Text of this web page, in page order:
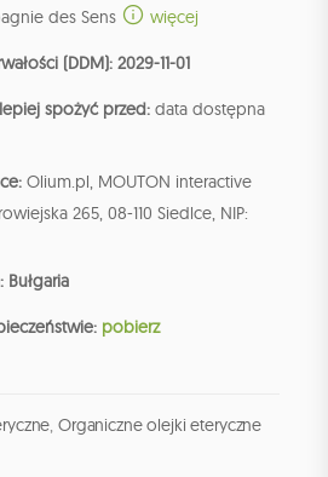
des Sens więcej
(DDM): 2029-11-01
spożyć przed: data dostępna
Olium.pl, MOUTON interactive
265, 08-110 Siedlce, NIP:
pobierz
, Organiczne olejki eteryczne